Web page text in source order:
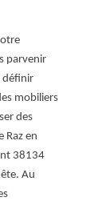
parvenir
définir
mobiliers
des
Raz en
38134
Au